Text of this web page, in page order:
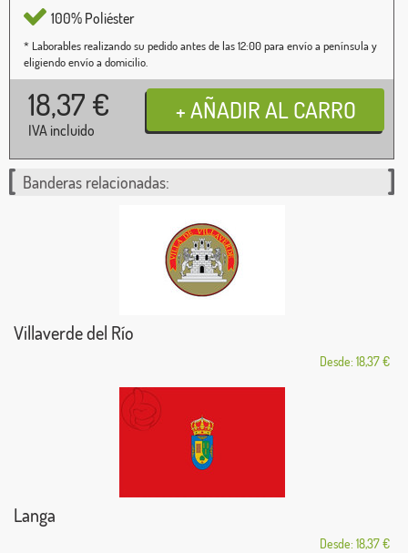
100% Poliéster
* Laborables realizando su pedido antes de las 12:00 para envío a península y
eligiendo envío a domicilio.
18,37 €
IVA incluido
Banderas relacionadas:
Villaverde del Río
Desde: 18,37 €
Langa
Desde: 18,37 €